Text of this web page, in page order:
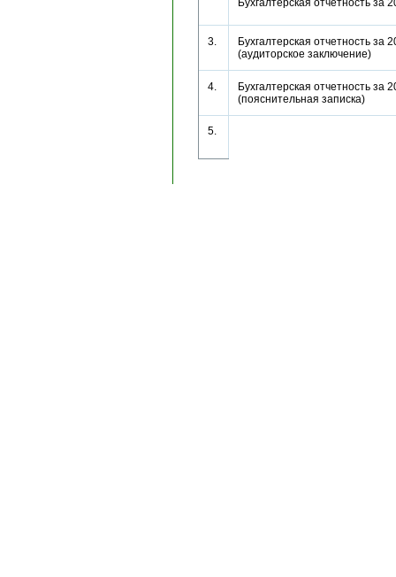
Бухгалтерская отчетность
3.
Бухгалтерская отчетность за
(аудиторское заключение)
4.
Бухгалтерская отчетность за
(пояснительная записка)
5.